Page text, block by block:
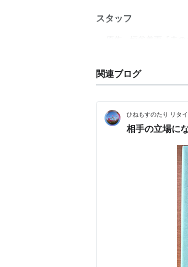
スタッフ
原作：垣谷美雨『夫
音楽：山下康介
主題歌：Serena「
プロデューサー：井上
演出：二宮崇、三木康
山岸星見：川口春奈
小松原菱子：鈴木砂羽
小松原真人：鈴木福
小松原実花：大友花恋
久米圭祐：柳沢慎吾
関連ブログ
ひねもすのたり リタ
相手の立場に